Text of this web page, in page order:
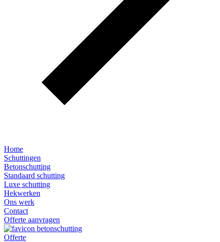
Home
Schuttingen
Betonschutting
Standaard schutting
Luxe schutting
Hekwerken
Ons werk
Contact
Offerte aanvragen
Offerte